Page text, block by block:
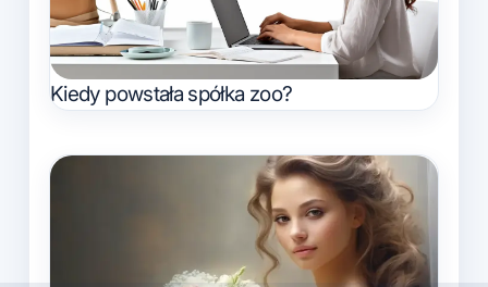
Kiedy powstała spółka zoo?